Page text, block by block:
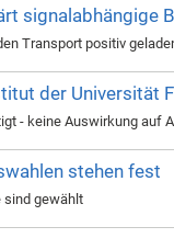
signalabhängige
Transport positiv
der Universität
- keine Auswirkung auf
stehen fest
sind gewählt